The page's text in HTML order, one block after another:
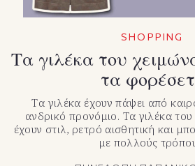
SHOPPING
Τα γιλέκα του
τα
Τα γιλέκα έχουν πάψει από
ανδρικό προνόμιο. Τα γιλέκα
έχουν στιλ, ρετρό αισθητική και
με πολλούς